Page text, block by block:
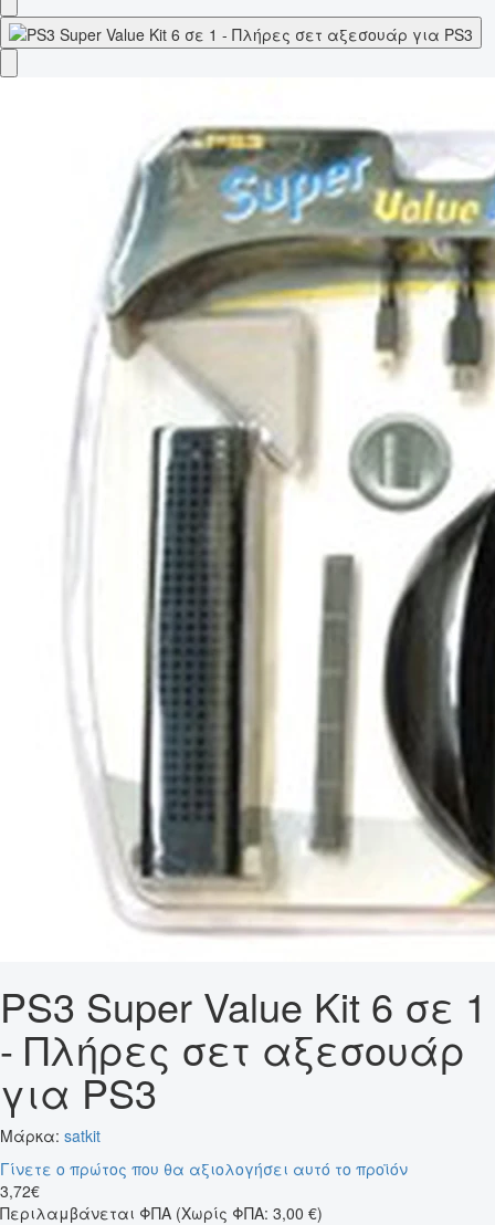
PS3 Super Value Kit 6 σε 1
- Πλήρες σετ αξεσουάρ
για PS3
Μάρκα: satkit
Γίνετε ο πρώτος που θα αξιολογήσει αυτό το προϊόν
3,72€
Περιλαμβάνεται ΦΠΑ (Χωρίς ΦΠΑ: 3,00 €)